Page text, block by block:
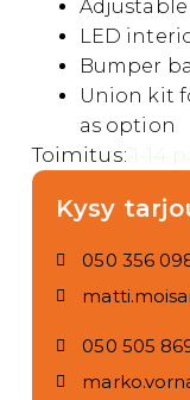
Adjustable
LED
Bumper
Union kit
as option
Toimitus:
Kysy
050 356
050 505